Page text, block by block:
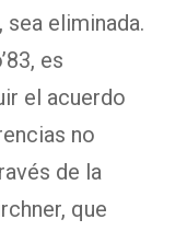
eliminada.
es
el acuerdo
no
de la
que